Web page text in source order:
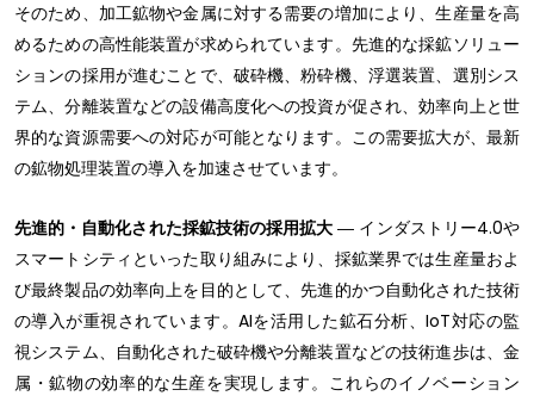
そのため、加工鉱物や金属に対する需要の増加により、生産量を高
めるための高性能装置が求められています。先進的な採鉱ソリュー
ションの採用が進むことで、破砕機、粉砕機、浮選装置、選別シス
テム、分離装置などの設備高度化への投資が促され、効率向上と世
界的な資源需要への対応が可能となります。この需要拡大が、最新
の鉱物処理装置の導入を加速させています。
先進的・自動化された採鉱技術の採用拡大― インダストリー4.0や
スマートシティといった取り組みにより、採鉱業界では生産量およ
び最終製品の効率向上を目的として、先進的かつ自動化された技術
の導入が重視されています。AIを活用した鉱石分析、IoT対応の監
視システム、自動化された破砕機や分離装置などの技術進歩は、金
属・鉱物の効率的な生産を実現します。これらのイノベーション